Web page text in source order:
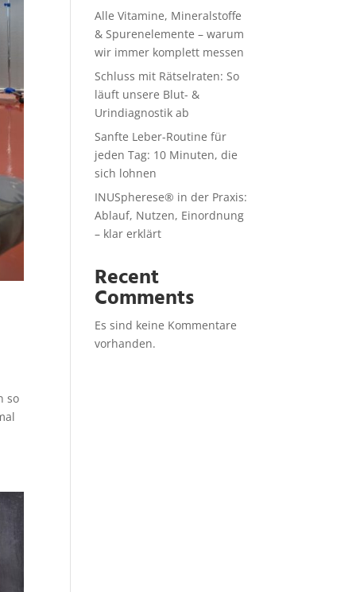
so
Alle Vitamine, Mineralstoffe
& Spurenelemente – warum
wir immer komplett messen
Schluss mit Rätselraten: So
läuft unsere Blut- &
Urindiagnostik ab
Sanfte Leber-Routine für
jeden Tag: 10 Minuten, die
sich lohnen
INUSpherese® in der Praxis:
Ablauf, Nutzen, Einordnung
– klar erklärt
Recent
Comments
Es sind keine Kommentare
vorhanden.